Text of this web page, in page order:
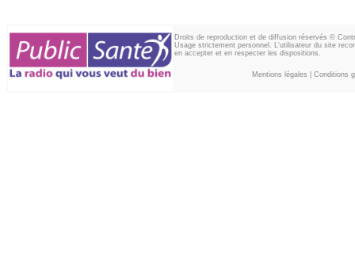
Droits de reproduction et de diffusion réservés ©
Usage strictement personnel. L'utilisateur du site
en accepter et en respecter les dispositions.
Mentions légales Conditions